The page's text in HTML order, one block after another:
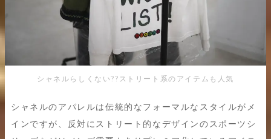
シャネルらしくない??ストリート系のアイテムも人気
シャネルのアパレルは伝統的なフォーマルなスタイルがメ
インですが、反対にストリート的なデザインのスポーツシ